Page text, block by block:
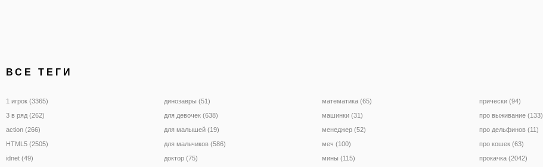
ВСЕ ТЕГИ
1 игрок (3365)
3 в ряд (262)
action (266)
HTML5 (2505)
idnet (49)
динозавры (51)
для девочек (638)
для малышей (19)
для мальчиков (586)
доктор (75)
математика (65)
машинки (31)
менеджер (52)
меч (100)
мины (115)
прически (94)
про выживание (133)
про дельфинов (11)
про кошек (63)
прокачка (2042)